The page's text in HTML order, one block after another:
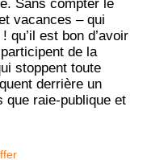
Sans compter le
vacances – qui
qu’il est bon d’avoir
de la
stoppent toute
derrière un
que raie-publique et